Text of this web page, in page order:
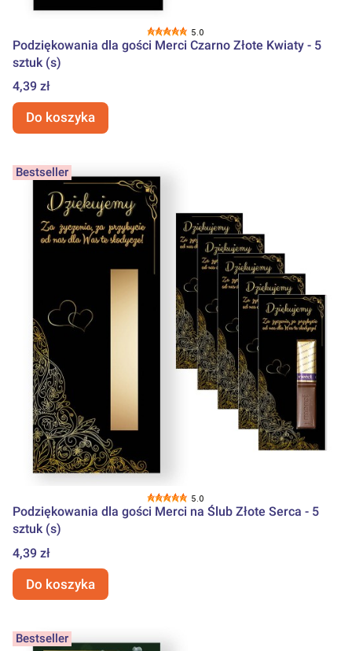
5.0
Podziękowania dla gości Merci Czarno Złote Kwiaty - 5
sztuk (s)
Cena
4,39 zł
Do koszyka
Bestseller
5.0
Podziękowania dla gości Merci na Ślub Złote Serca - 5
sztuk (s)
Cena
4,39 zł
Do koszyka
Bestseller